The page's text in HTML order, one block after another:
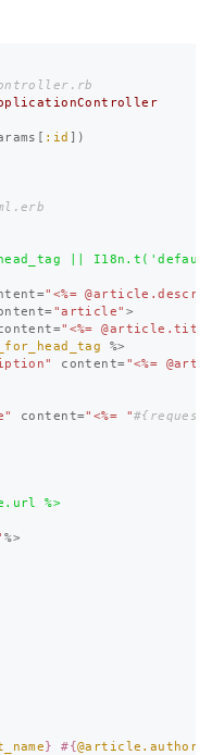
[ :id ])
||
="<%=
="article" >
="<%= @article.title
%>
content="<%=
content="<%= "
%>
%>
} #{